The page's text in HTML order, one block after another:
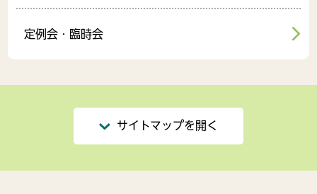
定例会・臨時会
サイトマップを開く